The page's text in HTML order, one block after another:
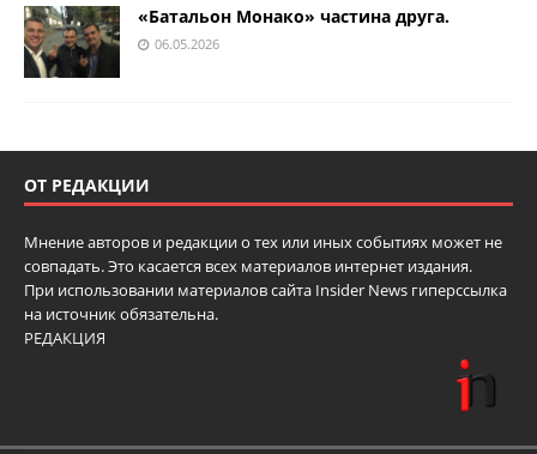
«Батальон Монако» частина друга.
06.05.2026
ОТ РЕДАКЦИИ
Мнение авторов и редакции о тех или иных событиях может не
совпадать. Это касается всех материалов интернет издания.
При использовании материалов сайта Insider News гиперссылка
на источник обязательна.
РЕДАКЦИЯ